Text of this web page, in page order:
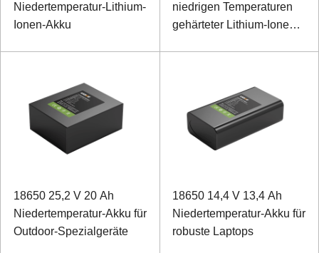
Niedertemperatur-Lithium-
Ionen-Akku
niedrigen Temperaturen
gehärteter Lithium-Ionen-
18650 25,2 V 20 Ah
Niedertemperatur-Akku für
Outdoor-Spezialgeräte
18650 14,4 V 13,4 Ah
Niedertemperatur-Akku für
robuste Laptops